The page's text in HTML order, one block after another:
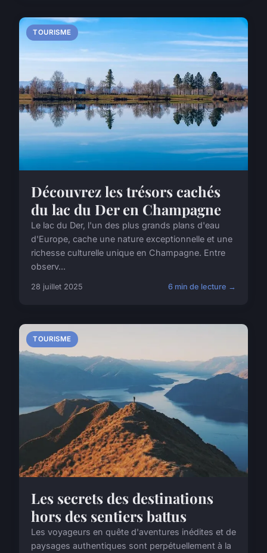
TOURISME
Découvrez les trésors cachés
du lac du Der en Champagne
Le lac du Der, l'un des plus grands plans d'eau
d'Europe, cache une nature exceptionnelle et une
richesse culturelle unique en Champagne. Entre
observ...
28 juillet 2025 6 min de lecture →
TOURISME
Les secrets des destinations
hors des sentiers battus
Les voyageurs en quête d'aventures inédites et de
paysages authentiques sont perpétuellement à la